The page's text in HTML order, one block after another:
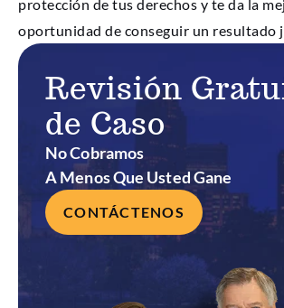
protección de tus derechos y te da la
oportunidad de conseguir un resultado
Revisión
de Caso
No Cobramos
A Menos Que Usted Gane
CONTÁCTENOS